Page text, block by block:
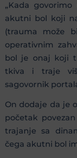
„Kada
akutni bol koji
(trauma može
operativnim
bol je onaj koji
tkiva i traje
sagovornik
On dodaje da je
početak
trajanje sa
čega akutni bol